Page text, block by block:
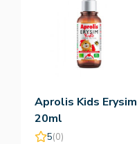
Aprolis Kids Erysim
20ml
5(0)